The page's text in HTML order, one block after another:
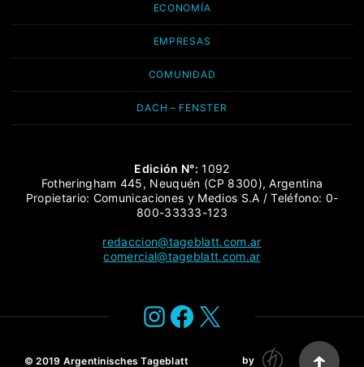
ECONOMÍA
EMPRESAS
COMUNIDAD
DACH – FENSTER
Edición N°: 1092
Fotheringham 445, Neuquén (CP 8300), Argentina
Propietario: Comunicaciones y Medios S.A / Teléfono: 0-
800-33333-123
redaccion@tageblatt.com.ar
comercial@tageblatt.com.ar
Instagram
Facebook
X
© 2019 Argentinisches Tageblatt by